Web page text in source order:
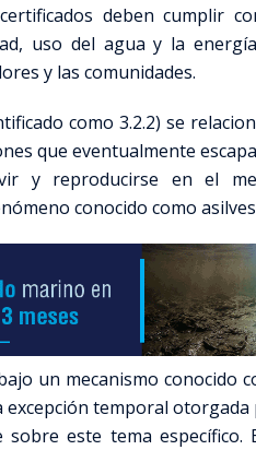
deben cumplir
uso del agua y la
y las comunidades.
como 3.2.2) se
que eventualmente
y reproducirse en el
conocido como
un mecanismo conocido
excepción temporal
sobre este tema